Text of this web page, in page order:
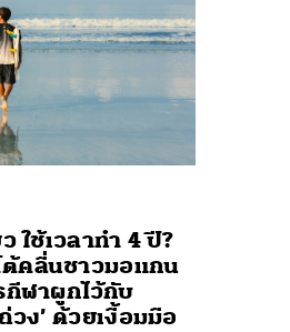
ใช้เวลาทำ 4 ปี?
คลื่นชาวมอแกน
กีฬาผูกไว้กับ
ง’ ด้วยเงื้อมมือ